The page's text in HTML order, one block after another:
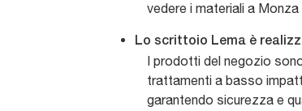
vedere i materiali a Monza
Lo scrittoio Lema è
I prodotti del negozio
trattamenti a basso
garantendo sicurezza e